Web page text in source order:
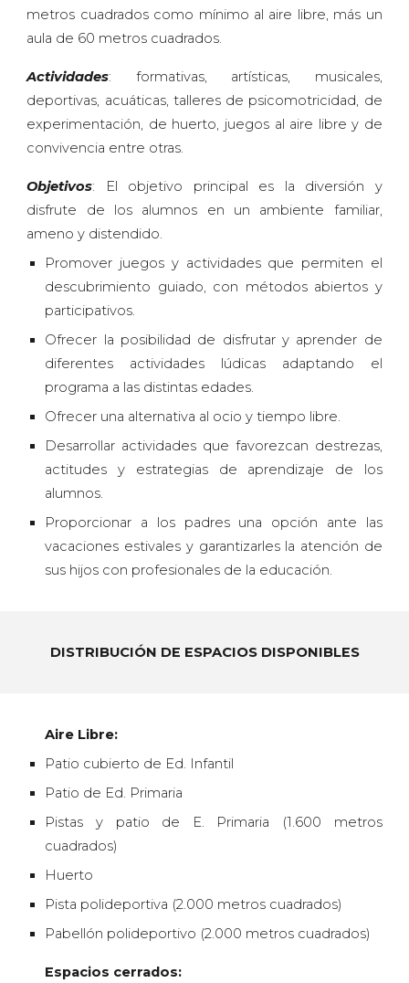
metros cuadrados como mínimo al aire libre, más un
aula de 60 metros cuadrados.
Actividades: formativas, artísticas, musicales,
deportivas, acuáticas, talleres de psicomotricidad, de
experimentación, de huerto, juegos al aire libre y de
convivencia entre otras.
Objetivos: El objetivo principal es la diversión y
disfrute de los alumnos en un ambiente familiar,
ameno y distendido.
Promover juegos y actividades que permiten el
descubrimiento guiado, con métodos abiertos y
participativos.
Ofrecer la posibilidad de disfrutar y aprender de
diferentes actividades lúdicas adaptando el
programa a las distintas edades.
Ofrecer una alternativa al ocio y tiempo libre.
Desarrollar actividades que favorezcan destrezas,
actitudes y estrategias de aprendizaje de los
alumnos.
Proporcionar a los padres una opción ante las
vacaciones estivales y garantizarles la atención de
sus hijos con profesionales de la educación.
DISTRIBUCIÓN DE ESPACIOS DISPONIBLES
Aire Libre:
Patio cubierto de Ed. Infantil
Patio de Ed. Primaria
Pistas y patio de
E. Primaria (1.600 metros
cuadrados)
Huerto
Pista polideportiva (2.000 metros cuadrados)
Pabellón polideportivo (2.000 metros cuadrados)
Espacios cerrados: